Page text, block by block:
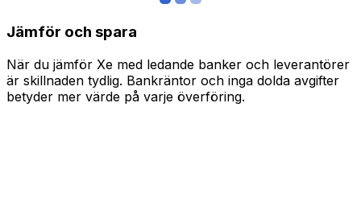
Jämför och spara
När du jämför Xe med ledande banker och leverantörer
är skillnaden tydlig. Bankräntor och inga dolda avgifter
betyder mer värde på varje överföring.